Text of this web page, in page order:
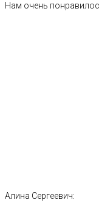
Нам очень
Алина Сергеевич: